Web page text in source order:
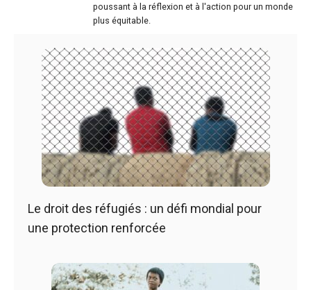
poussant à la réflexion et à l'action pour un monde
plus équitable.
Le droit des réfugiés : un défi mondial pour
une protection renforcée